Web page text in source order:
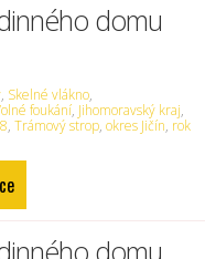
domu
, Skelné vlákno,
foukání, Jihomoravský kraj,
,Trámový strop,okres Jičín, rok
domu